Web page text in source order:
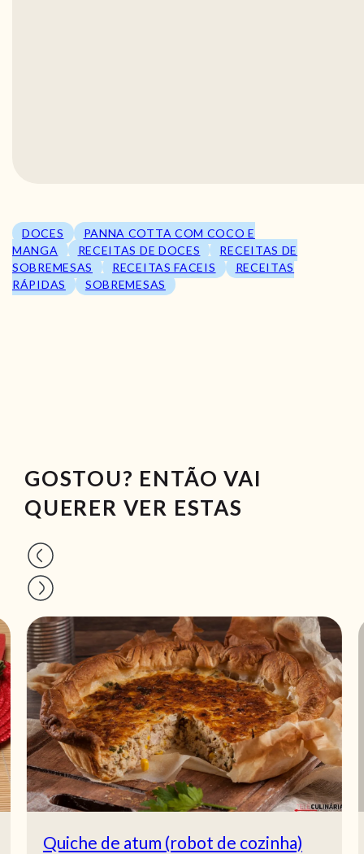
DOCES
PANNA COTTA COM COCO E
MANGA
RECEITAS DE DOCES
RECEITAS DE
SOBREMESAS
RECEITAS FACEIS
RECEITAS
RÁPIDAS
SOBREMESAS
GOSTOU? ENTÃO VAI
QUERER VER ESTAS
Quiche de atum (robot de cozinha)